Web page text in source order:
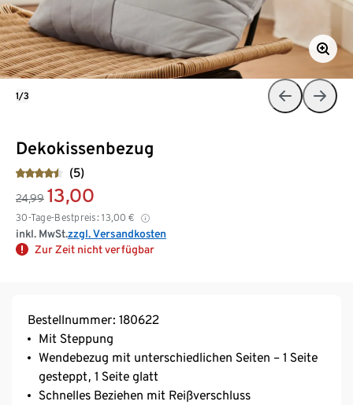
Dekokissenbezug
(5)
24,99 13,00
30-Tage-Bestpreis: 13,00 €
inkl. MwSt.zzgl. Versandkosten
Zur Zeit nicht verfügbar
1/3
Bestellnummer: 180622
Mit Steppung
Wendebezug mit unterschiedlichen Seiten – 1 Seite
gesteppt, 1 Seite glatt
Schnelles Beziehen mit Reißverschluss